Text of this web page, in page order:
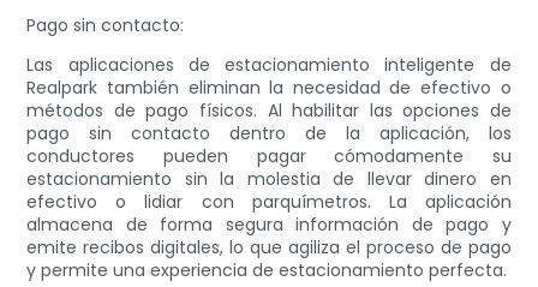
Pago sin contacto:
Las aplicaciones de estacionamiento inteligente de
Realpark también eliminan la necesidad de efectivo o
métodos de pago físicos. Al habilitar las opciones de
pago sin contacto dentro de la aplicación, los
conductores pueden pagar cómodamente su
estacionamiento sin la molestia de llevar dinero en
efectivo o lidiar con parquímetros. La aplicación
almacena de forma segura información de pago y
emite recibos digitales, lo que agiliza el proceso de pago
y permite una experiencia de estacionamiento perfecta.